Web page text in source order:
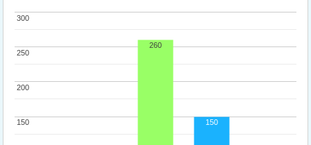
150
150
200
200
250
250
300
300
260
150